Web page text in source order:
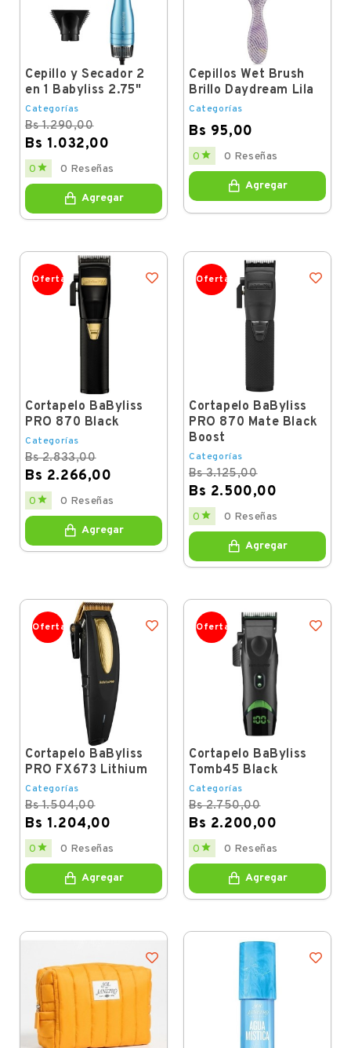
Cepillo y Secador 2
en 1 Babyliss 2.75"
Categorías
Bs 1.290,00
Bs 1.032,00
Regular
price
Price
0  0 Reseñas
Agregar
Cepillos Wet Brush
Brillo Daydream Lila
Categorías
Bs 95,00
Price
0  0 Reseñas
Agregar
Oferta
Cortapelo BaByliss
PRO 870 Black
Categorías
Bs 2.833,00
Bs 2.266,00
Regular
price
Price
0  0 Reseñas
Agregar
Oferta
Cortapelo BaByliss
PRO 870 Mate Black
Boost
Categorías
Bs 3.125,00
Bs 2.500,00
Regular
price
Price
0  0 Reseñas
Agregar
Oferta
Cortapelo BaByliss
PRO FX673 Lithium
Categorías
Bs 1.504,00
Bs 1.204,00
Regular
price
Price
0  0 Reseñas
Agregar
Oferta
Cortapelo BaByliss
Tomb45 Black
Categorías
Bs 2.750,00
Bs 2.200,00
Regular
price
Price
0  0 Reseñas
Agregar